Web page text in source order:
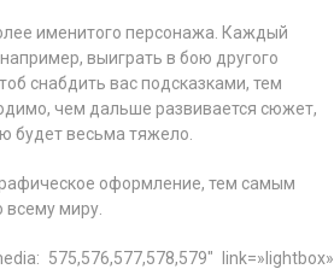
именитого персонажа. Каждый
выиграть в бою другого
снабдить вас подсказками, тем
чем дальше развивается сюжет,
будет весьма тяжело.
оформление, тем самым
всему миру.
575,576,577,578,579″ link=»lightbox»